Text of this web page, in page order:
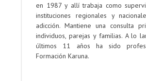
en 1987 y allí trabaja como
instituciones regionales y
adicción. Mantiene una consulta
individuos, parejas y familias. A lo
últimos 11 años ha sido
Formación Karuna.